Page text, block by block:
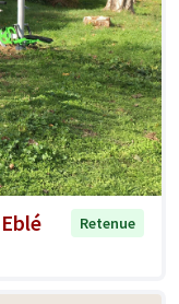
Retenue